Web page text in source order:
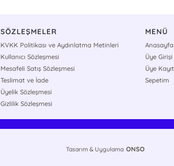
SÖZLEŞMELER
KVKK Politikası ve Aydınlatma Metinleri
Kullanıcı Sözleşmesi
Mesafeli Satış Sözleşmesi
Teslimat ve İade
Üyelik Sözleşmesi
Gizlilik Sözleşmesi
MENÜ
Anasayfa
Üye Girişi
Üye Kayıt
Sepetim
Tasarım & Uygulama ONSO